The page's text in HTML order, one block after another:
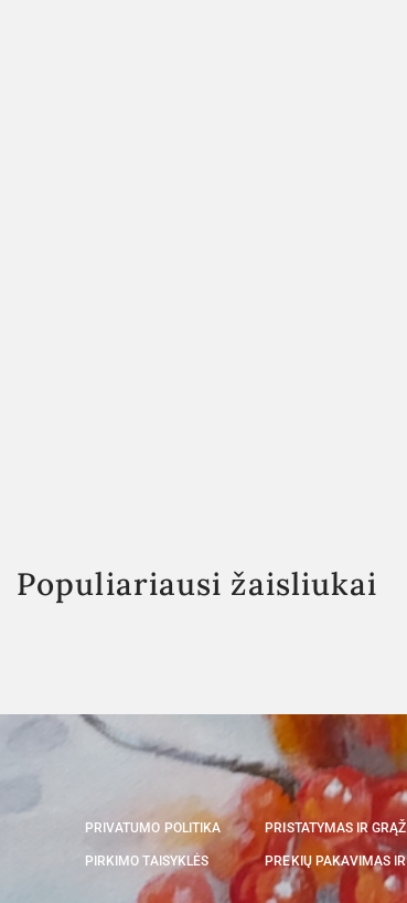
Populiariausi žaisliukai
PRIVATUMO POLITIKA
PIRKIMO TAISYKLĖS
PRISTATYMAS IR
PREKIŲ PAKAVIMAS